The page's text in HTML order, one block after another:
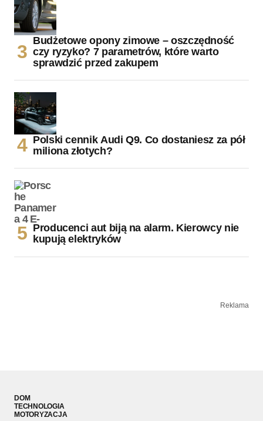
Budżetowe opony zimowe – oszczędność
czy ryzyko? 7 parametrów, które warto
sprawdzić przed zakupem
Polski cennik Audi Q9. Co dostaniesz za pół
miliona złotych?
Producenci aut biją na alarm. Kierowcy nie
kupują elektryków
Reklama
DOM
TECHNOLOGIA
MOTORYZACJA